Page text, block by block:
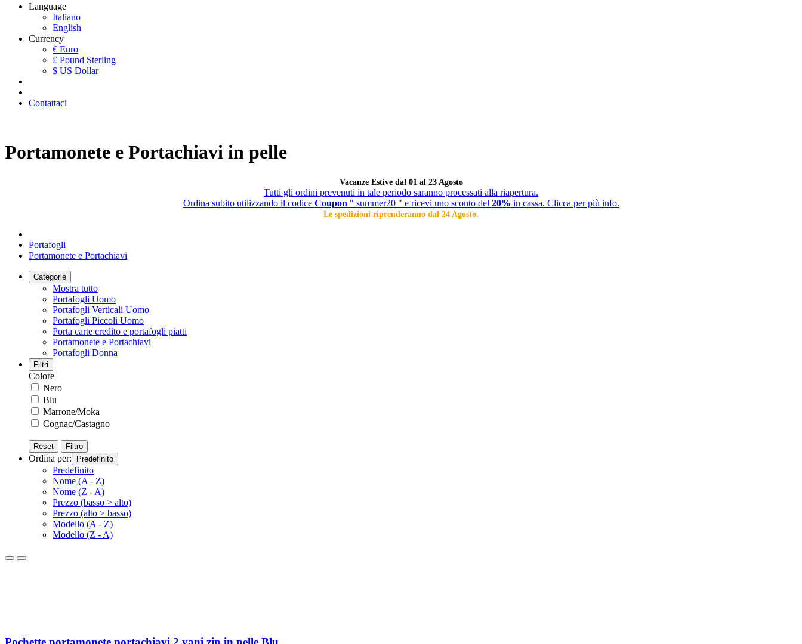
Language
Italiano
English
Currency
€ Euro
£ Pound Sterling
$ US Dollar
Contattaci
Portamonete e Portachiavi in pelle
Vacanze Estive dal 01 al 23 Agosto
Tutti gli ordini prevenuti in tale periodo saranno processati alla riapertura.
Ordina subito utilizzando il codice Coupon " summer20 " e ricevi uno sconto del 20% in cassa. Clicca per più info.
Le spedizioni riprenderanno dal 24 Agosto.
Portafogli
Portamonete e Portachiavi
Categorie
Mostra tutto
Portafogli Uomo
Portafogli Verticali Uomo
Portafogli Piccoli Uomo
Porta carte credito e portafogli piatti
Portamonete e Portachiavi
Portafogli Donna
Filtri
Colore
Nero
Blu
Marrone/Moka
Cognac/Castagno
Reset Filtro
Ordina per: Predefinito
Predefinito
Nome (A - Z)
Nome (Z - A)
Prezzo (basso > alto)
Prezzo (alto > basso)
Modello (A - Z)
Modello (Z - A)